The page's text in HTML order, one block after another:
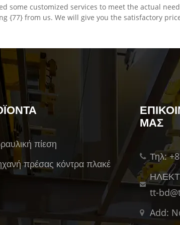
some customized services to meet the actual
{77} from us. We will give you the satisfactory
πίεση
πρέσας κόντρα πλακέ
ΜΑΣ
Τηλ:
tt-
Add: